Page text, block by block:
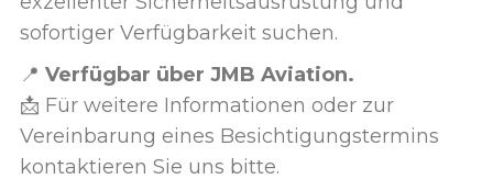
sofortiger Verfügbarkeit suchen.
📍 Verfügbar über JMB Aviation.
📩 Für weitere Informationen oder zur
Vereinbarung eines Besichtigungstermins
kontaktieren Sie uns bitte.